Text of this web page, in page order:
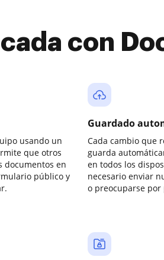
con
usando un
que otros
documentos en
público y
Guardado
Cada cambio que
guarda
en todos los
necesario enviar
o preocuparse